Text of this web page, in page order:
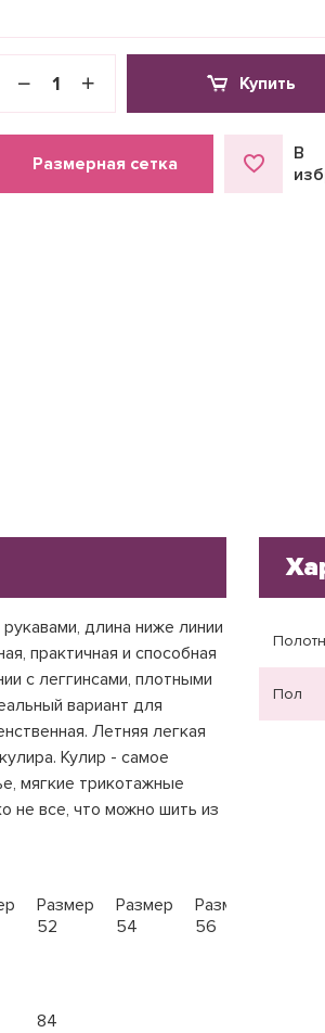
Купить
Размерная сетка
В
длина ниже линии
практичная и способная
с леггинсами, плотными
вариант для
Летняя легкая
Кулир - самое
мягкие трикотажные
не все, что можно шить из
Размер
52
Размер
54
Размер
56
84
Пол